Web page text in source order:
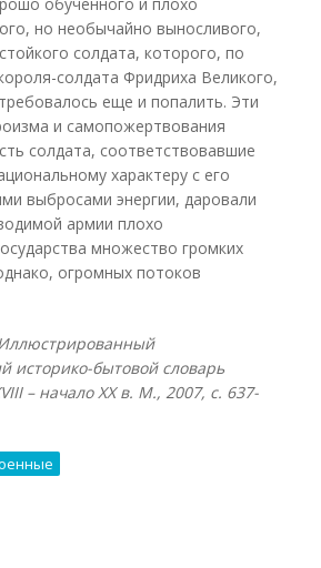
но необычайно выносливого,
солдата, которого, по
солдата Фридриха Великого,
еще и попалить. Эти
и самопожертвования
солдата, соответствовавшие
характеру с его
выбросами энергии, даровали
армии плохо
множество громких
огромных потоков
историко-бытовой словарь
– начало XX в. М., 2007, с. 637-